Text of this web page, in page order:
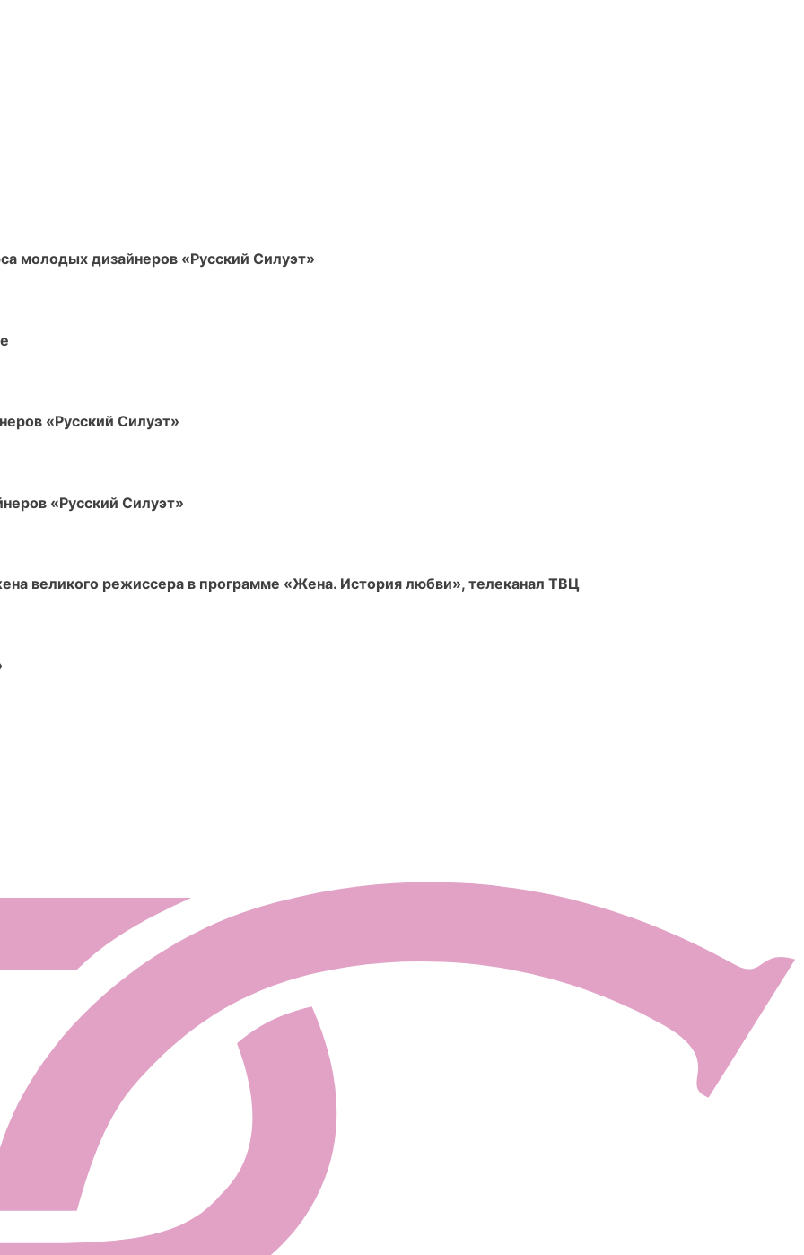
молодых дизайнеров «Русский Силуэт»
«Русский Силуэт»
«Русский Силуэт»
великого режиссера в программе «Жена. История любви», телеканал ТВЦ